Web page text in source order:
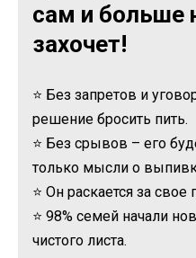
сам и больше
захочет!
⭐ Без запретов и
решение бросить пить.
⭐ Без срывов – его
только мысли о
⭐ Он раскается за
⭐ 98% семей начали
чистого листа.